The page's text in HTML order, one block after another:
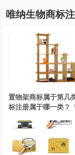
唯纳生物商标
置物架商标属于第几
标注册属于哪一类？